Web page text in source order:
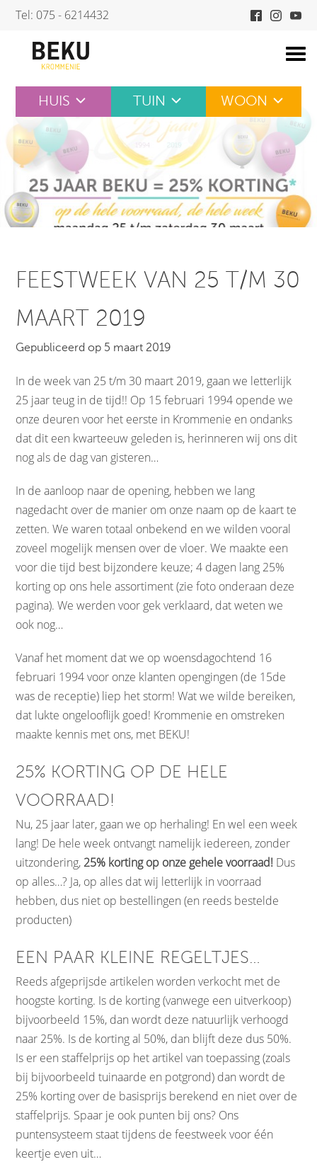
Skip
content
Tel: 075 - 6214432
HUIS TUIN WOON
FEESTWEEK VAN 25 T/M 30
MAART 2019
Gepubliceerd op 5 maart 2019
In de week van 25 t/m 30 maart 2019, gaan we letterlijk
25 jaar teug in de tijd!! Op 15 februari 1994 opende we
onze deuren voor het eerste in Krommenie en ondanks
dat dit een kwarteeuw geleden is, herinneren wij ons dit
nog als de dag van gisteren…
In de aanloop naar de opening, hebben we lang
nagedacht over de manier om onze naam op de kaart te
zetten. We waren totaal onbekend en we wilden vooral
zoveel mogelijk mensen over de vloer. We maakte een
voor die tijd best bijzondere keuze; 4 dagen lang 25%
korting op ons hele assortiment (zie foto onderaan deze
pagina). We werden voor gek verklaard, dat weten we
ook nog…
Vanaf het moment dat we op woensdagochtend 16
februari 1994 voor onze klanten opengingen (de 15de
was de receptie) liep het storm! Wat we wilde bereiken,
dat lukte ongelooflijk goed! Krommenie en omstreken
maakte kennis met ons, met BEKU!
25% KORTING OP DE HELE
VOORRAAD!
Nu, 25 jaar later, gaan we op herhaling! En wel een week
lang! De hele week ontvangt namelijk iedereen, zonder
uitzondering, 25% korting op onze gehele voorraad! Dus
op alles…? Ja, op alles dat wij letterlijk in voorraad
hebben, dus niet op bestellingen (en reeds bestelde
producten)
EEN PAAR KLEINE REGELTJES…
Reeds afgeprijsde artikelen worden verkocht met de
hoogste korting. Is de korting (vanwege een uitverkoop)
bijvoorbeeld 15%, dan wordt deze natuurlijk verhoogd
naar 25%. Is de korting al 50%, dan blijft deze dus 50%.
Is er een staffelprijs op het artikel van toepassing (zoals
bij bijvoorbeeld tuinaarde en potgrond) dan wordt de
25% korting over de basisprijs berekend en niet over de
staffelprijs. Spaar je ook punten bij ons? Ons
puntensysteem staat tijdens de feestweek voor één
keertje even uit…